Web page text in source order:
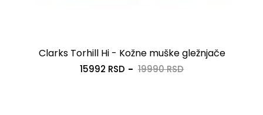
Clarks Torhill Hi - Kožne muške gležnjače
15992 RSD 19990 RSD